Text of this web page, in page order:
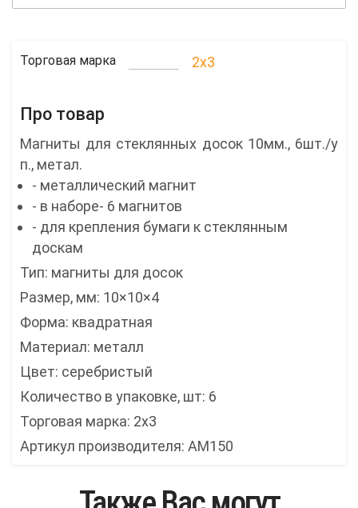
Торговая марка 2x3
Про товар
Магниты для стеклянных досок 10мм., 6шт./у
п., метал.
- металлический магнит
- в наборе- 6 магнитов
- для крепления бумаги к стеклянным
доскам
Тип: магниты для досок
Размер, мм: 10×10×4
Форма: квадратная
Материал: металл
Цвет: серебристый
Количество в упаковке, шт: 6
Торговая марка: 2x3
Артикул производителя: AM150